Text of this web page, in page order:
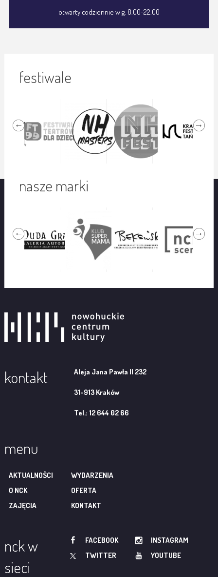
otwarty codziennie w g. 8.00-22.00
festiwale
nasze marki
kontakt Aleja Jana Pawła II 232
31-913 Kraków
Tel.: 12 644 02 66
menu
AKTUALNOŚCI
WYDARZENIA
O NCK
OFERTA
ZAJĘCIA
KONTAKT
nck w
sieci
FACEBOOK
INSTAGRAM
TWITTER
YOUTUBE